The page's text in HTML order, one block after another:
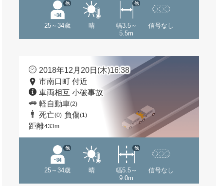
25～34歳
他
晴
幅3.5～
5.5m
他
信号なし
2018年12月20日(木)16:38
市南口町 付近
車両相互 小破事故
軽自動車(2)
死亡(0) 負傷(1)
距離433m
25～34歳
他
晴
幅5.5～
9.0m
他
信号なし